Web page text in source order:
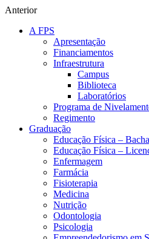
Anterior
A FPS
Apresentação
Financiamentos
Infraestrutura
Campus
Biblioteca
Laboratórios
Programa de
Regimento
Graduação
Educação Física –
Educação Física –
Enfermagem
Farmácia
Fisioterapia
Medicina
Nutrição
Odontologia
Psicologia